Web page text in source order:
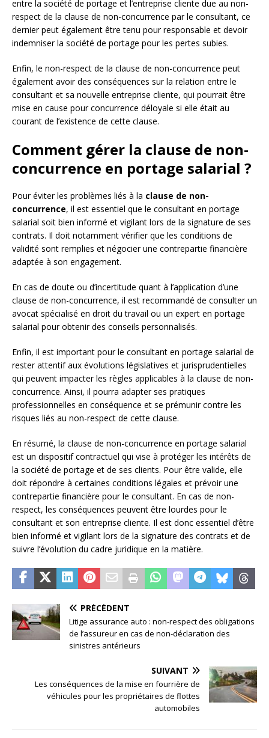
entre la société de portage et l’entreprise cliente due au non-
respect de la clause de non-concurrence par le consultant, ce
dernier peut également être tenu pour responsable et devoir
indemniser la société de portage pour les pertes subies.
Enfin, le non-respect de la clause de non-concurrence peut
également avoir des conséquences sur la relation entre le
consultant et sa nouvelle entreprise cliente, qui pourrait être
mise en cause pour concurrence déloyale si elle était au
courant de l’existence de cette clause.
Comment gérer la clause de non-
concurrence en portage salarial ?
Pour éviter les problèmes liés à la clause de non-
concurrence, il est essentiel que le consultant en portage
salarial soit bien informé et vigilant lors de la signature de ses
contrats. Il doit notamment vérifier que les conditions de
validité sont remplies et négocier une contrepartie financière
adaptée à son engagement.
En cas de doute ou d’incertitude quant à l’application d’une
clause de non-concurrence, il est recommandé de consulter un
avocat spécialisé en droit du travail ou un expert en portage
salarial pour obtenir des conseils personnalisés.
Enfin, il est important pour le consultant en portage salarial de
rester attentif aux évolutions législatives et jurisprudentielles
qui peuvent impacter les règles applicables à la clause de non-
concurrence. Ainsi, il pourra adapter ses pratiques
professionnelles en conséquence et se prémunir contre les
risques liés au non-respect de cette clause.
En résumé, la clause de non-concurrence en portage salarial
est un dispositif contractuel qui vise à protéger les intérêts de
la société de portage et de ses clients. Pour être valide, elle
doit répondre à certaines conditions légales et prévoir une
contrepartie financière pour le consultant. En cas de non-
respect, les conséquences peuvent être lourdes pour le
consultant et son entreprise cliente. Il est donc essentiel d’être
bien informé et vigilant lors de la signature des contrats et de
suivre l’évolution du cadre juridique en la matière.
PRÉCÉDENT
Litige assurance auto : non-respect des obligations
de l’assureur en cas de non-déclaration des
sinistres antérieurs
SUIVANT
Les conséquences de la mise en fourrière de
véhicules pour les propriétaires de flottes
automobiles